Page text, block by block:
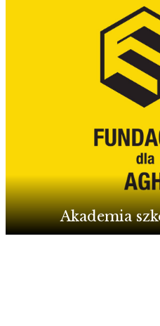
Akademia